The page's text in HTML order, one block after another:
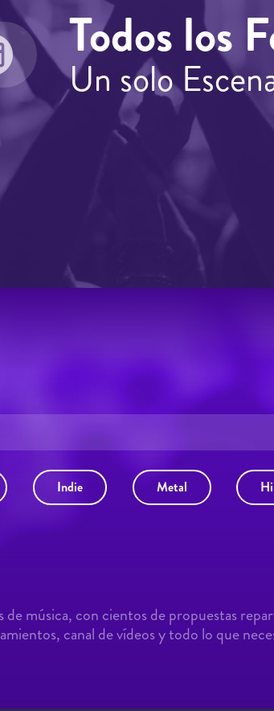
Todos los
Un solo
Indie Metal
música, con cientos de propuestas
canal de vídeos y todo lo que